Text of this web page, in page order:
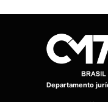
Departamento